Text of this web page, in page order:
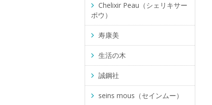
Chelixir Peau（シェリキサー
ポウ）
寿康美
生活の木
誠鋼社
seins mous（セインムー）